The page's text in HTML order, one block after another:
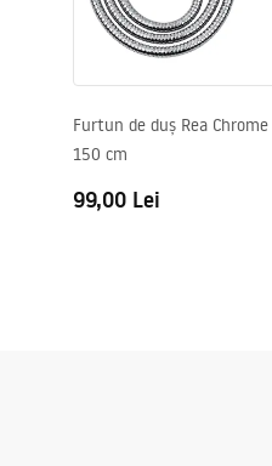
Furtun de duș Rea Chrome
150 cm
99,00 Lei